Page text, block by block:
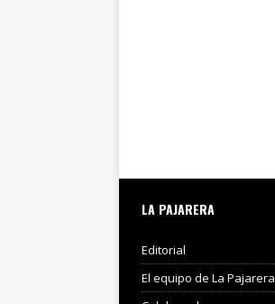
LA PAJARERA
Editorial
El equipo de La Pajarera